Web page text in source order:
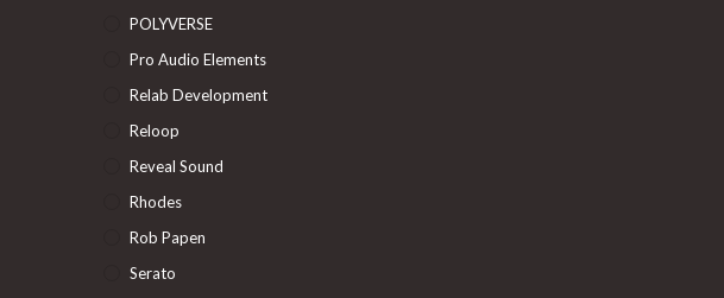
POLYVERSE
Pro Audio Elements
Relab Development
Reloop
Reveal Sound
Rhodes
Rob Papen
Serato